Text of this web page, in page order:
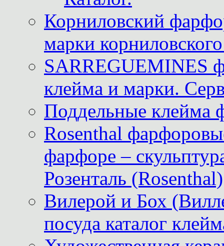
Корниловский
марки
SARREGUEMINES
клейма и марки.
Поддельные клейма
Rosenthal
фарфоре –
Розенталь (Rosenthal)
Вилерой и Бох
посуда каталог